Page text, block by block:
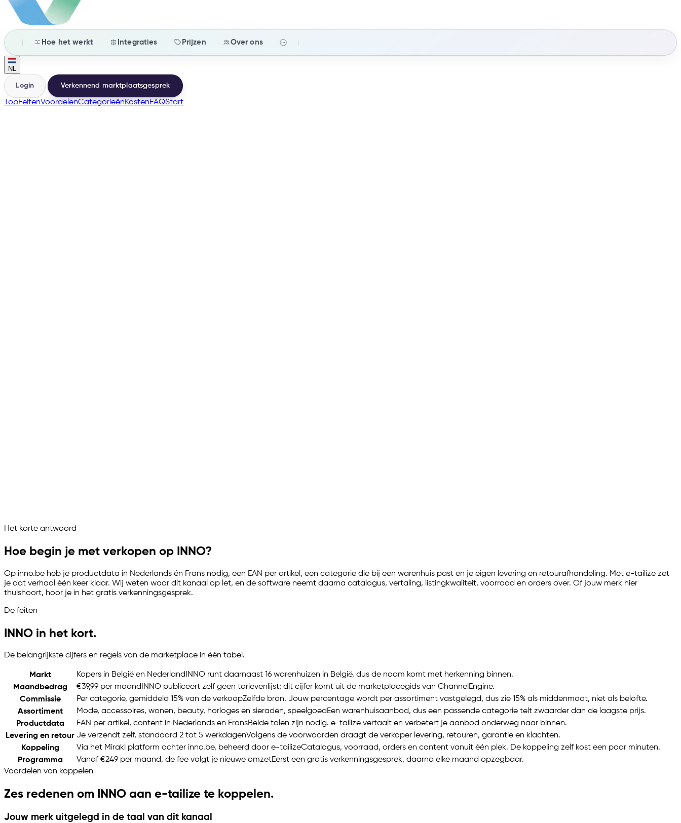
Hoe het werkt Integraties Prijzen Over ons
NL
Login Verkennend marktplaatsgesprek
TopFeitenVoordelenCategorieënKostenFAQStart
ChannelizeAnalyzeAdvertize
Het korte antwoord
Hoe begin je met verkopen op INNO?
Op inno.be heb je productdata in Nederlands én Frans nodig, een EAN per artikel, een categorie die bij een warenhuis past en je eigen levering en retourafhandeling. Met e-tailize zet
je dat verhaal één keer klaar. Wij weten waar dit kanaal op let, en de software neemt daarna catalogus, vertaling, listingkwaliteit, voorraad en orders over. Of jouw merk hier
thuishoort, hoor je in het gratis verkenningsgesprek.
De feiten
INNO in het kort.
De belangrijkste cijfers en regels van de marketplace in één tabel.
Markt Kopers in België en NederlandINNO runt daarnaast 16 warenhuizen in België, dus de naam komt met herkenning binnen.
Maandbedrag
€39,99 per maandINNO publiceert zelf geen tarievenlijst; dit cijfer komt uit de marketplacegids van ChannelEngine.
Commissie
Per categorie, gemiddeld 15% van de verkoopZelfde bron. Jouw percentage wordt per assortiment vastgelegd, dus zie 15% als middenmoot, niet als belofte.
Assortiment
Mode, accessoires, wonen, beauty, horloges en sieraden, speelgoedEen warenhuisaanbod, dus een passende categorie telt zwaarder dan de laagste prijs.
Productdata
EAN per artikel, content in Nederlands en FransBeide talen zijn nodig. e-tailize vertaalt en verbetert je aanbod onderweg naar binnen.
Levering en retour Je verzendt zelf, standaard 2 tot 5 werkdagenVolgens de voorwaarden draagt de verkoper levering, retouren, garantie en klachten.
Koppeling
Via het Mirakl platform achter inno.be, beheerd door e-tailizeCatalogus, voorraad, orders en content vanuit één plek. De koppeling zelf kost een paar minuten.
Programma
Vanaf €249 per maand, de fee volgt je nieuwe omzetEerst een gratis verkenningsgesprek, daarna elke maand opzegbaar.
Voordelen van koppelen
Zes redenen om INNO aan e-tailize te koppelen.
Jouw merk uitgelegd in de taal van dit kanaal